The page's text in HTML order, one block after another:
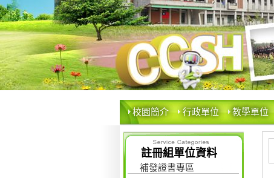
校園簡介 行政單位 教學單位
註冊組單位資料
補發證書專區